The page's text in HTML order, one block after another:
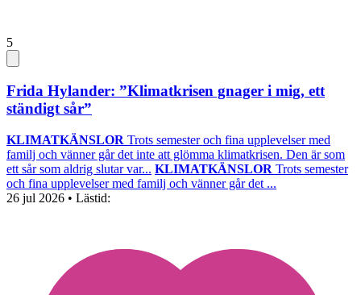
5
Frida Hylander: ”Klimatkrisen gnager i mig, ett
ständigt sår”
KLIMATKÄNSLOR Trots semester och fina upplevelser med
familj och vänner går det inte att glömma klimatkrisen. Den är som
ett sår som aldrig slutar var... KLIMATKÄNSLOR Trots semester
och fina upplevelser med familj och vänner går det ...
26 jul 2026 • Lästid: